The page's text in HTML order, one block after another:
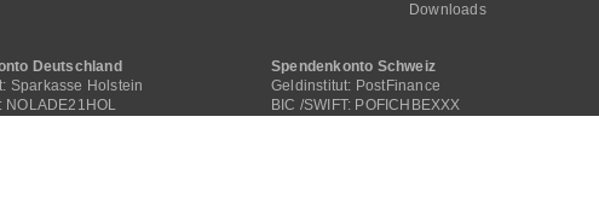
Downloads
Deutschland
Sparkasse Holstein
NOLADE21HOL
Spendenkonto Schweiz
Geldinstitut: PostFinance
BIC /SWIFT: POFICHBEXXX